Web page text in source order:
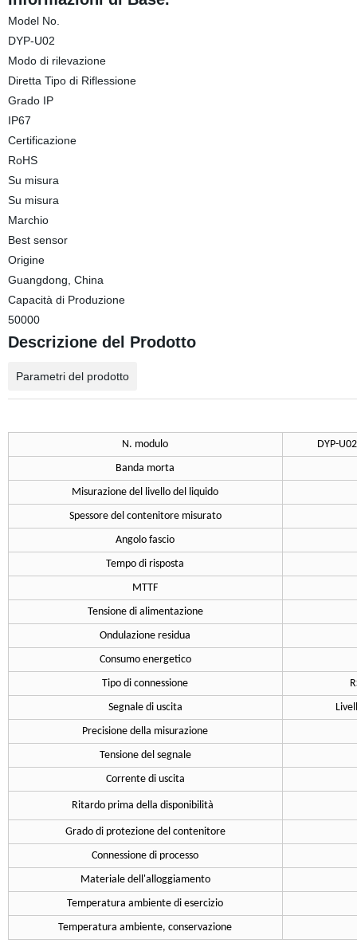
Model No.
DYP-U02
Modo di rilevazione
Diretta Tipo di Riflessione
Grado IP
IP67
Certificazione
RoHS
Su misura
Su misura
Marchio
Best sensor
Origine
Guangdong, China
Capacità di Produzione
50000
Descrizione del Prodotto
Parametri del prodotto
N. modulo
DYP-
Banda morta
Misurazione del livello del liquido
Spessore del contenitore misurato
Angolo fascio
Tempo di risposta
MTTF
Tensione di alimentazione
Ondulazione residua
Consumo energetico
Tipo di connessione
Segnale di uscita
Precisione della misurazione
Tensione del segnale
Corrente di uscita
Ritardo prima della disponibilità
Grado di protezione del contenitore
Connessione di processo
Materiale dell'alloggiamento
Temperatura ambiente di esercizio
Temperatura ambiente, conservazione